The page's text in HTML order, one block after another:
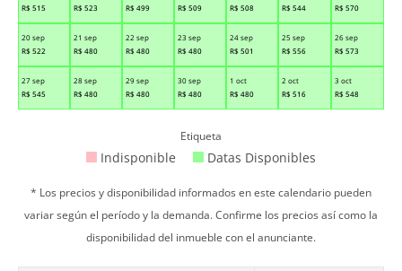
R$ 515
R$ 523
R$ 499
R$ 509
R$ 508
R$ 544
R$ 570
20 sep
R$ 522
21 sep
R$ 480
22 sep
R$ 480
23 sep
R$ 480
24 sep
R$ 501
25 sep
R$ 556
26 sep
R$ 573
27 sep
R$ 545
28 sep
R$ 480
29 sep
R$ 480
30 sep
R$ 480
1 oct
R$ 480
2 oct
R$ 516
3 oct
R$ 548
Etiqueta
Indisponible Datas Disponibles
* Los precios y disponibilidad informados en este calendario pueden
variar según el período y la demanda. Confirme los precios así como la
disponibilidad del inmueble con el anunciante.